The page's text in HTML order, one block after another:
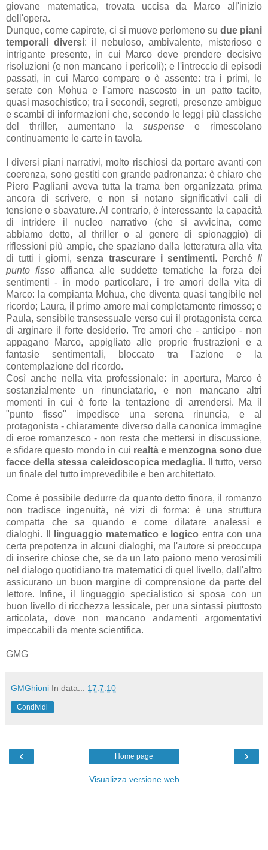
giovane matematica, trovata uccisa da Marco all'inizio
dell'opera.
Dunque, come capirete, ci si muove perlomeno su due piani
temporali diversi: il nebuloso, ambivalente, misterioso e
intrigante presente, in cui Marco deve prendere decisive
risoluzioni (e non mancano i pericoli); e l'intreccio di episodi
passati, in cui Marco compare o è assente: tra i primi, le
serate con Mohua e l'amore nascosto in un patto tacito,
quasi masochistico; tra i secondi, segreti, presenze ambigue
e scambi di informazioni che, secondo le leggi più classiche
del thriller, aumentano lasuspense e rimescolano
continuamente le carte in tavola.
I diversi piani narrativi, molto rischiosi da portare avanti con
coerenza, sono gestiti con grande padronanza: è chiaro che
Piero Pagliani aveva tutta la trama ben organizzata prima
ancora di scrivere, e non si notano significativi cali di
tensione o sbavature. Al contrario, è interessante la capacità
di intridere il nucleo narrativo (che si avvicina, come
abbiamo detto, al thriller o al genere di spionaggio) di
riflessioni più ampie, che spaziano dalla letteratura alla vita
di tutti i giorni,senza trascurare i sentimenti. Perché Il
punto fisso affianca alle suddette tematiche la forza dei
sentimenti - in modo particolare, i tre amori della vita di
Marco: la compianta Mohua, che diventa quasi tangibile nel
ricordo; Laura, il primo amore mai completamente rimosso; e
Paula, sensibile transessuale verso cui il protagonista cerca
di arginare il forte desiderio. Tre amori che - anticipo - non
appagano Marco, appigliato alle proprie frustrazioni e a
fantasie sentimentali, bloccato tra l'azione e la
contemplazione del ricordo.
Così anche nella vita professionale: in apertura, Marco è
sostanzialmente un rinunciatario, e non mancano altri
momenti in cui è forte la tentazione di arrendersi. Ma il
"punto fisso" impedisce una serena rinuncia, e al
protagonista - chiaramente diverso dalla canonica immagine
di eroe romanzesco - non resta che mettersi in discussione,
e sfidare questo mondo in cui realtà e menzogna sono due
facce della stessa caleidoscopica medaglia. Il tutto, verso
un finale del tutto imprevedibile e ben architettato.
Come è possibile dedurre da quanto detto finora, il romanzo
non tradisce ingenuità, né vizi di forma: è una struttura
compatta che sa quando e come dilatare analessi e
dialoghi. Il
linguaggio matematico e logico entra con una
certa prepotenza in alcuni dialoghi, ma l'autore si preoccupa
di inserire chiose che, se da un lato paiono meno verosimili
nel dialogo quotidiano tra matematici di quel livello, dall'altro
assicurano un buon margine di comprensione da parte del
lettore. Infine, il linguaggio specialistico si sposa con un
buon livello di ricchezza lessicale, per una sintassi piuttosto
articolata, dove non mancano andamenti argomentativi
impeccabili da mente scientifica.
GMG
GMGhioni In data... 17.7.10
Condividi
‹ ›
Home page
Visualizza versione web